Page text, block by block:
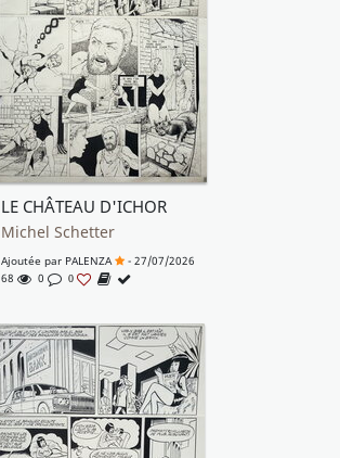
LE CHÂTEAU D'ICHOR
Michel Schetter
Ajoutée par PALENZA
- 27/07/2026
68
0 0